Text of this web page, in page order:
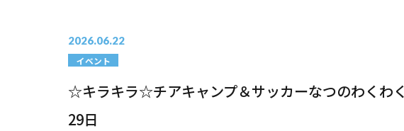
2026.06.22
イベント
☆キラキラ☆チアキャンプ＆サッカーなつのわくわ
29日